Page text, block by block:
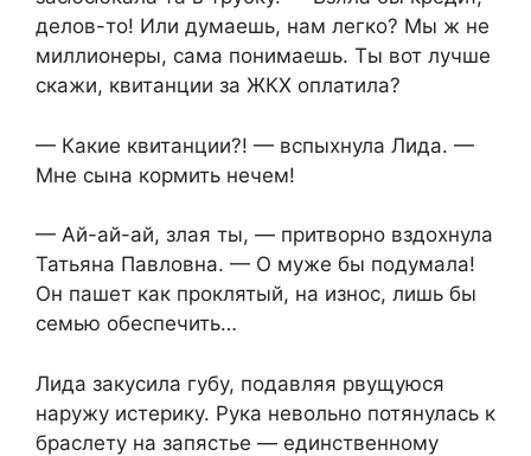
делов-то! Или думаешь, нам легко? Мы ж не
миллионеры, сама понимаешь. Ты вот лучше
скажи, квитанции за ЖКХ оплатила?
— Какие квитанции?! — вспыхнула Лида. —
Мне сына кормить нечем!
— Ай-ай-ай, злая ты, — притворно вздохнула
Татьяна Павловна. — О муже бы подумала!
Он пашет как проклятый, на износ, лишь бы
семью обеспечить…
Лида закусила губу, подавляя рвущуюся
наружу истерику. Рука невольно потянулась к
браслету на запястье — единственному